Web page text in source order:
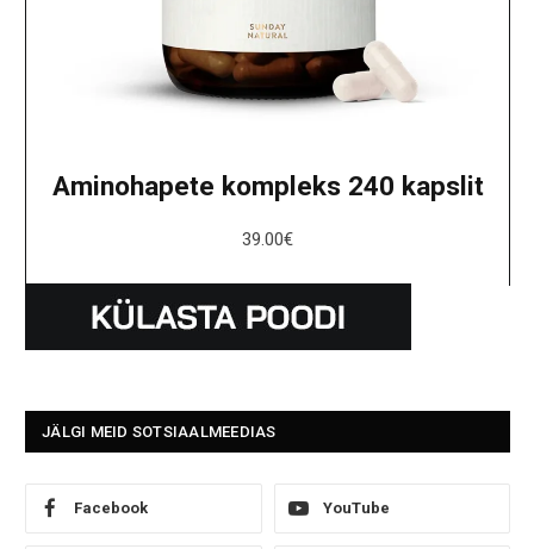
Aminohapete kompleks 240 kapslit
39.00€
JÄLGI MEID SOTSIAALMEEDIAS
Facebook YouTube